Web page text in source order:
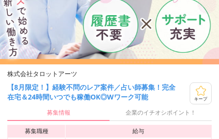
株式会社タロットアーツ
【8月限定！】経験不問のレア案件／占い師募集！完全
在宅＆24時間いつでも稼働OK◎Wワーク可能
キープ
募集情報 企業のイチオシポイント！
募集職種
給与